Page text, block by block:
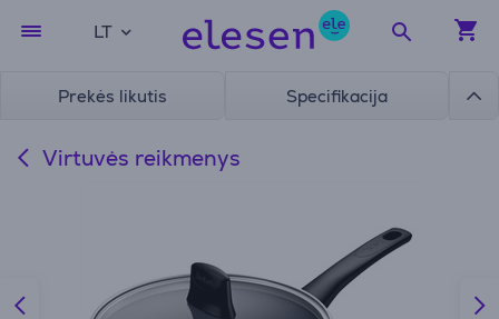
LT
Prekės likutis Specifikacija
Virtuvės reikmenys